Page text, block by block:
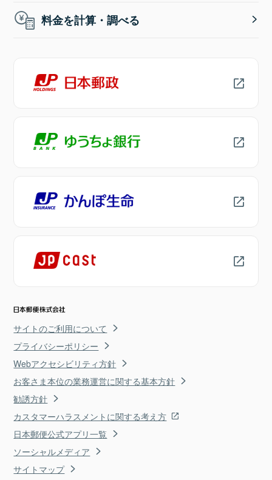
料金を計算・調べる
サイトのご利用について
プライバシーポリシー
Webアクセシビリティ方針
お客さま本位の業務運営に関する基本方針
勧誘方針
カスタマーハラスメントに関する考え方
日本郵便公式アプリ一覧
ソーシャルメディア
サイトマップ